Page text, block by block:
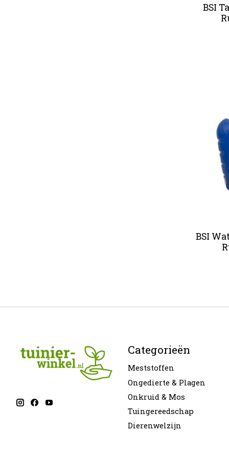
BSI
BSI
Categorieën
Meststoffen
Ongedierte & Plagen
Onkruid & Mos
Tuingereedschap
Dierenwelzijn